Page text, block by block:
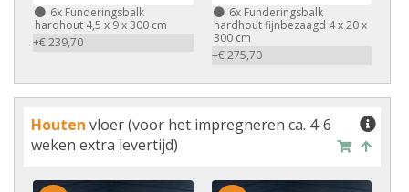
6x Funderingsbalk
hardhout 4,5 x 9 x 300 cm
+€ 239,70
6xFunderingsbalk
hardhout fijnbezaagd 4 x 20 x
300 cm
+€ 275,70
Houten vloer (voor het impregneren ca. 4-6
weken extra levertijd)